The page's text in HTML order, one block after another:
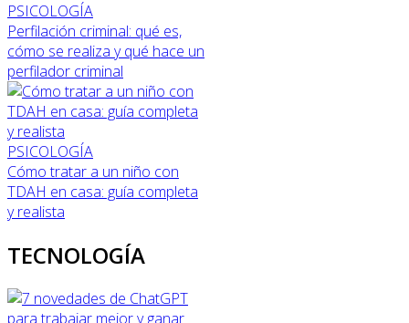
PSICOLOGÍA
Perfilación criminal: qué es,
cómo se realiza y qué hace un
perfilador criminal
PSICOLOGÍA
Cómo tratar a un niño con
TDAH en casa: guía completa
y realista
TECNOLOGÍA